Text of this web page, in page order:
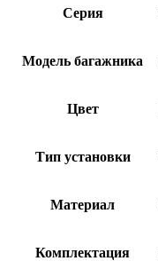
Серия
Модель багажника
Цвет
Тип установки
Материал
Комплектация